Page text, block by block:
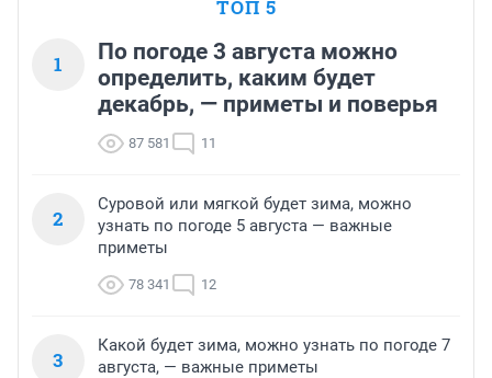
ТОП 5
1
По погоде 3 августа можно
определить, каким будет
декабрь, — приметы и поверья
87 581 11
2
Суровой или мягкой будет зима, можно
узнать по погоде 5 августа — важные
приметы
78 341 12
3
Какой будет зима, можно узнать по погоде 7
августа, — важные приметы